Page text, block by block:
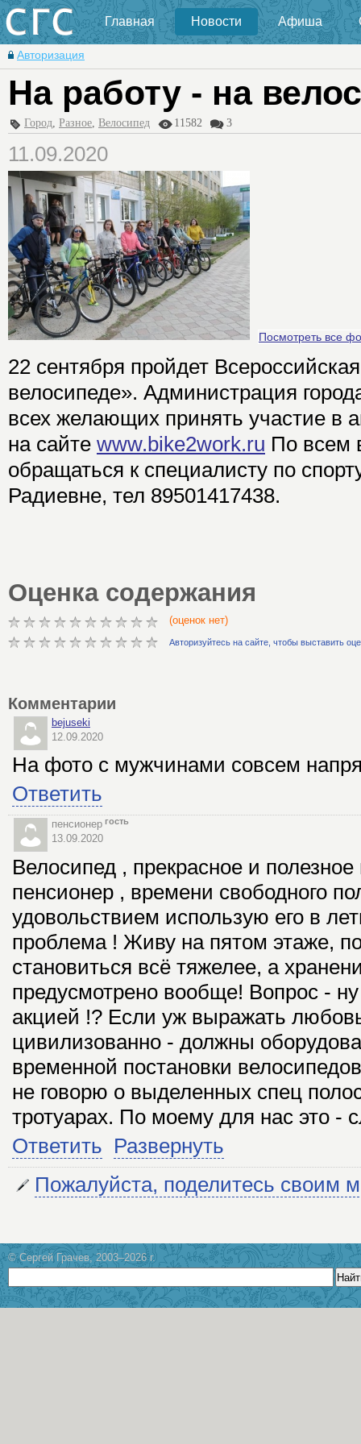
Главная Новости Афиша
Авторизация
На работу - на
Город, Разное, Велосипед 11582 3
11.09.2020
Посмотреть все
22 сентября пройдет
велосипеде». Администрация
всех желающих принять участие в
на сайте www.bike2work.ru По всем
обращаться к специалисту по
Радиевне, тел 89501417438.
Оценка содержания
(оценок нет)
Авторизуйтесь на сайте, чтобы выставить
Комментарии
bejuseki
12.09.2020
На фото с мужчинами совсем
Ответить
пенсионер гость
13.09.2020
Велосипед , прекрасное и
пенсионер , времени свободного
удовольствием использую его в
проблема ! Живу на пятом этаже,
становиться всё тяжелее, а
предусмотрено вообще! Вопрос -
акцией !? Если уж выражать
цивилизованно - должны
временной постановки
не говорю о выделенных спец
тротуарах. По моему для нас это -
Ответить Развернуть
Пожалуйста, поделитесь своим
© Сергей Грачев, 2003–2026 г.